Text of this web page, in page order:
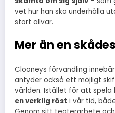
vet hur han ska underhålla
stort allvar.
Mer än en
Clooneys förvandling
antyder också ett möjligt
världen. Istället för att spela
en verklig röst i vår tid,